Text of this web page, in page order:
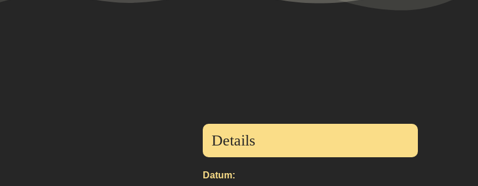
Details
Datum: